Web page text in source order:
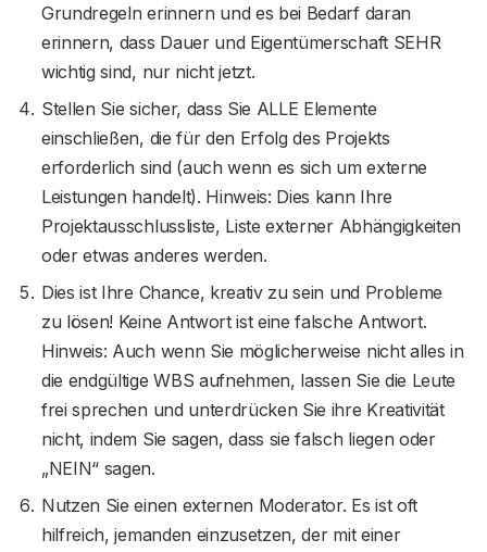
Grundregeln erinnern und es bei Bedarf daran
erinnern, dass Dauer und Eigentümerschaft SEHR
wichtig sind, nur nicht jetzt.
Stellen Sie sicher, dass Sie ALLE Elemente
einschließen, die für den Erfolg des Projekts
erforderlich sind (auch wenn es sich um externe
Leistungen handelt). Hinweis: Dies kann Ihre
Projektausschlussliste, Liste externer Abhängigkeiten
oder etwas anderes werden.
Dies ist Ihre Chance, kreativ zu sein und Probleme
zu lösen! Keine Antwort ist eine falsche Antwort.
Hinweis: Auch wenn Sie möglicherweise nicht alles in
die endgültige WBS aufnehmen, lassen Sie die Leute
frei sprechen und unterdrücken Sie ihre Kreativität
nicht, indem Sie sagen, dass sie falsch liegen oder
„NEIN“ sagen.
Nutzen Sie einen externen Moderator. Es ist oft
hilfreich, jemanden einzusetzen, der mit einer